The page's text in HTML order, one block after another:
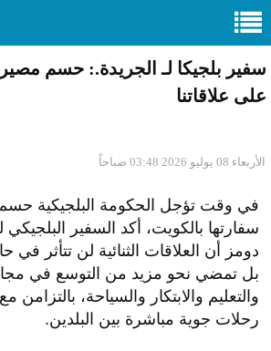
سفير بلجيكا لـ الجريدة.: حسم مصير
على علاقاتنا
الأربعاء 08 يوليو 2026 03:48 صباحاً
في وقت تؤجل الحكومة البلجيكية حسم
سفارتها بالكويت، أكد السفير البلجيكي
دومز أن العلاقات الثنائية لن تتأثر في
بل تمضي نحو مزيد من التوسع في
والتعليم والابتكار والسياحة، بالتزامن
رحلات جوية مباشرة بين البلدين.